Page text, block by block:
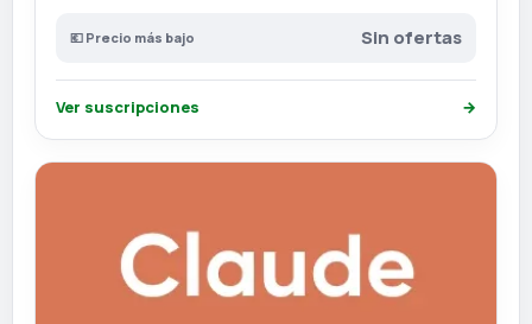
💶 Precio más bajo Sin ofertas
Ver suscripciones →